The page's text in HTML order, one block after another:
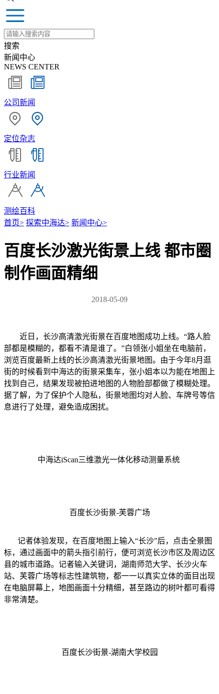
搜索
新闻中心
NEWS CENTER
公司新闻
定位杂志
行业新闻
测绘百科
首页> 探索中海达> 新闻中心>
百度长沙激光街景上线 都市圈
制作画面精细
2018-05-09
近日，长沙高清激光街景在百度地图成功上线。“路人脸
部都是模糊的，都看不清是谁了。”白领张小姐坐在电脑前，
浏览百度最新上线的长沙高清激光街景地图。由于今年8月逛
街的时候看到中海达的街景采集车，张小姐本以为能在地图上
找到自己，结果发现被拍进地图的人物脸部都做了模糊处理。
据了解，为了保护个人隐私，街景地图均对人脸、车牌号等信
息进行了处理，避免造成困扰。
中海达iScan三维激光一体化移动测量系统
百度长沙街景-芙蓉广场
记者体验发现，在百度地图上输入“长沙”后，点击全景图
标，通过画面中的箭头指引前行，便可浏览长沙市区及周边区
县的城市道路。记者输入关键词，湖南师范大学、长沙火车
站、芙蓉广场等标志性建筑物，都一一以真实立体的面目出现
在电脑屏幕上，地图画面十分精细，甚至路边的树叶都可看得
非常清楚。
百度长沙街景-湖南大学校园